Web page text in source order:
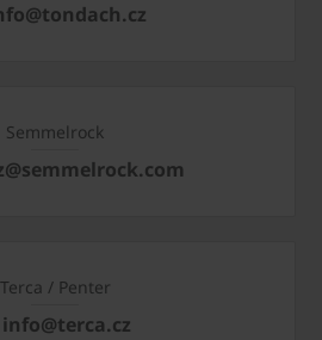
Semmelrock
Terca / Penter
info@terca.cz